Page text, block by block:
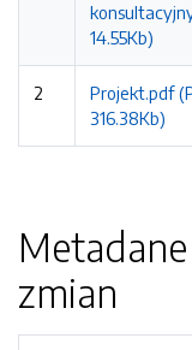
14.55Kb)
2
Projekt.pdf
316.38Kb)
zmian